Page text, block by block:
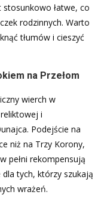
stosunkowo łatwe, co
rodzinnych. Warto
tłumów i cieszyć
na Przełom
wierch w
i
Podejście na
niż na Trzy Korony,
pełni rekompensują
tych, którzy szukają
wrażeń.